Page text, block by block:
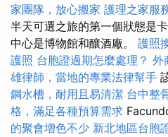
家團隊，放心搬家 護理之家服
半天可選之旅的第一個狀態是
中心是博物館和釀酒廠。 護照
護照 台胞證過期怎麼處理？ 外
雄律師，當地的專業法律幫手
鋼水槽，耐用且易清潔 台中整
格，滿足各種預算需求
的聚會增色不少 新北地區台胞